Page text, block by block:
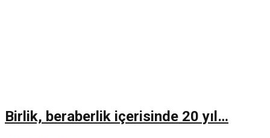
Birlik, beraberlik içerisinde 20 yıl…